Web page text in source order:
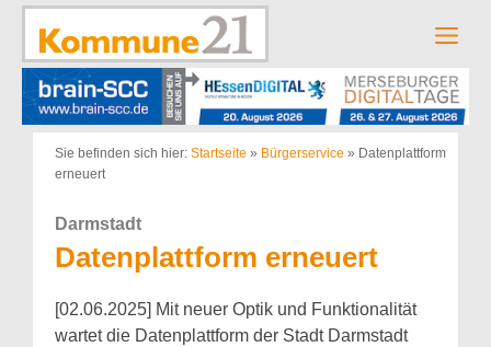
Zum
springen
Sie befinden sich hier: Startseite » Bürgerservice » Datenplattform
erneuert
Darmstadt
Datenplattform erneuert
[02.06.2025] Mit neuer Optik und Funktionalität
wartet die Datenplattform der Stadt Darmstadt